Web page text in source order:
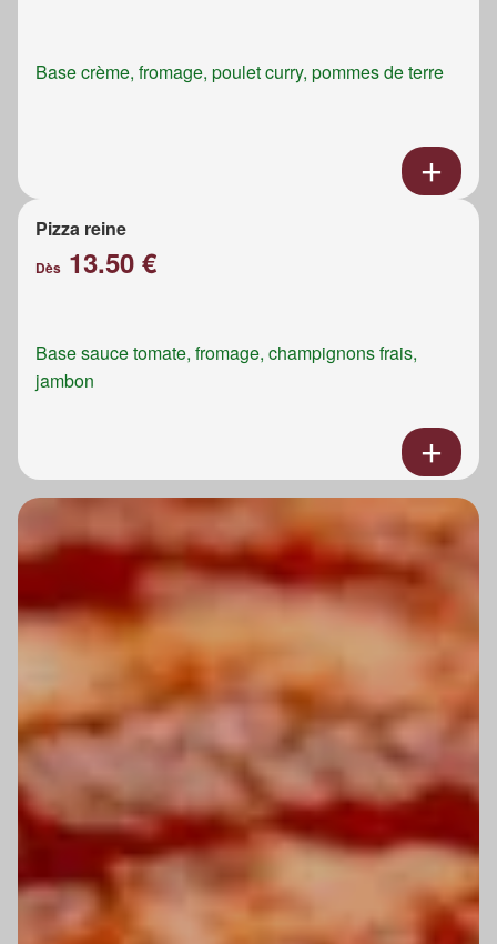
Base crème, fromage, poulet curry, pommes de terre
Pizza reine
Dès 13.50 €
Base sauce tomate, fromage, champignons frais,
jambon